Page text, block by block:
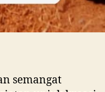
semangat